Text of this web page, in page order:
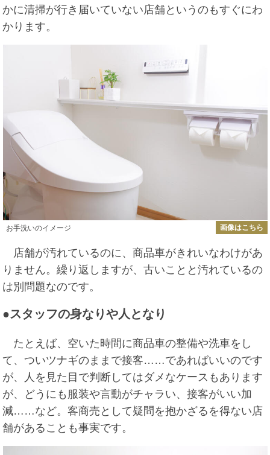
かに清掃が行き届いていない店舗というのもすぐにわ
かります。
お手洗いのイメージ 画像はこちら
店舗が汚れているのに、商品車がきれいなわけがあ
りません。繰り返しますが、古いことと汚れているの
は別問題なのです。
●スタッフの身なりや人となり
たとえば、空いた時間に商品車の整備や洗車をし
て、ついツナギのままで接客……であればいいのです
が、人を見た目で判断してはダメなケースもあります
が、どうにも服装や言動がチャラい、接客がいい加
減……など。客商売として疑問を抱かざるを得ない店
舗があることも事実です。